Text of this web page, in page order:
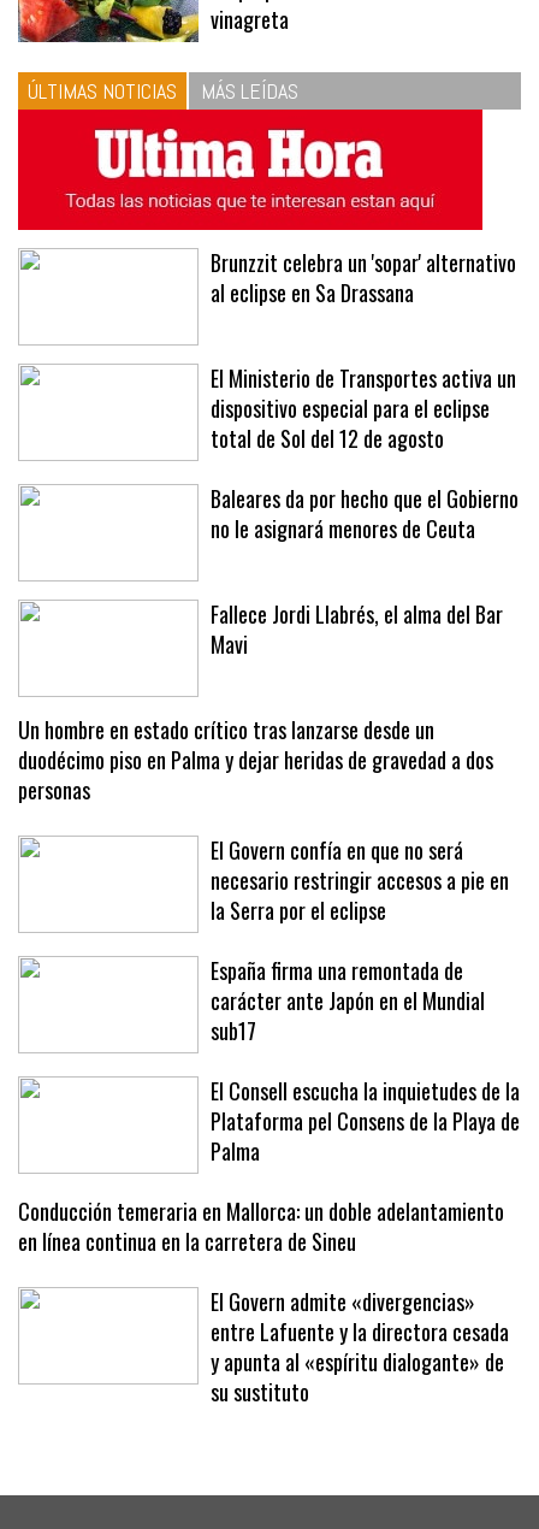
vinagreta
ÚLTIMAS NOTICIAS MÁS LEÍDAS
Brunzzit celebra un 'sopar' alternativo
al eclipse en Sa Drassana
El Ministerio de Transportes activa un
dispositivo especial para el eclipse
total de Sol del 12 de agosto
Baleares da por hecho que el Gobierno
no le asignará menores de Ceuta
Fallece Jordi Llabrés, el alma del Bar
Mavi
Un hombre en estado crítico tras lanzarse desde un
duodécimo piso en Palma y dejar heridas de gravedad a dos
personas
El Govern confía en que no será
necesario restringir accesos a pie en
la Serra por el eclipse
España firma una remontada de
carácter ante Japón en el Mundial
sub17
El Consell escucha la inquietudes de la
Plataforma pel Consens de la Playa de
Palma
Conducción temeraria en Mallorca: un doble adelantamiento
en línea continua en la carretera de Sineu
El Govern admite «divergencias»
entre Lafuente y la directora cesada
y apunta al «espíritu dialogante» de
su sustituto